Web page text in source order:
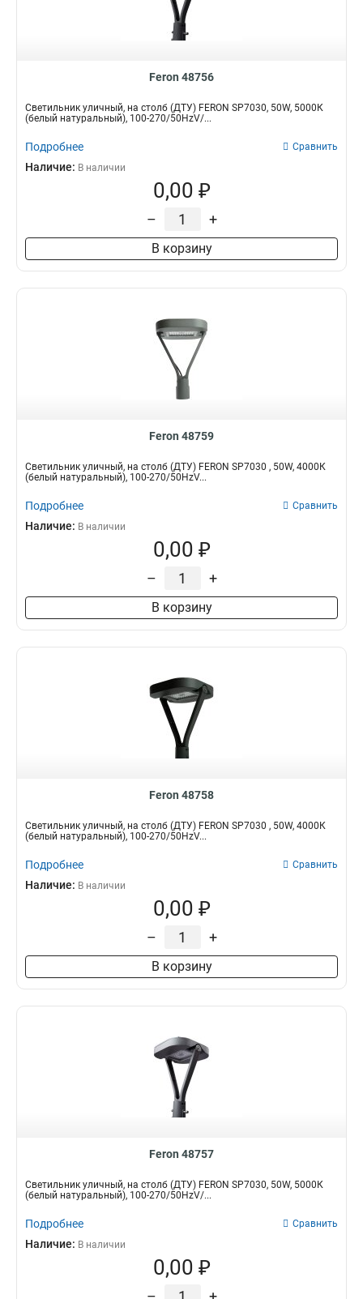
Feron 48756
Светильник уличный, на столб (ДТУ) FERON SP7030, 50W, 5000К
(белый натуральный), 100-270/50HzV/...
Подробнее Сравнить
Наличие: В наличии
0,00 ₽
– +
В корзину
Feron 48759
Светильник уличный, на столб (ДТУ) FERON SP7030 , 50W, 4000К
(белый натуральный), 100-270/50HzV...
Подробнее Сравнить
Наличие: В наличии
0,00 ₽
– +
В корзину
Feron 48758
Светильник уличный, на столб (ДТУ) FERON SP7030 , 50W, 4000К
(белый натуральный), 100-270/50HzV...
Подробнее Сравнить
Наличие: В наличии
0,00 ₽
– +
В корзину
Feron 48757
Светильник уличный, на столб (ДТУ) FERON SP7030, 50W, 5000К
(белый натуральный), 100-270/50HzV/...
Подробнее Сравнить
Наличие: В наличии
0,00 ₽